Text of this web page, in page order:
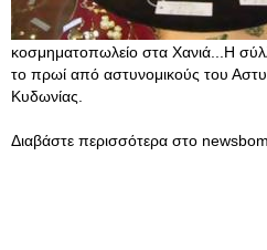
κοσμηματοπωλείο στα Χανιά...Η
το πρωί από αστυνομικούς του
Κυδωνίας.
Διαβάστε περισσότερα στο